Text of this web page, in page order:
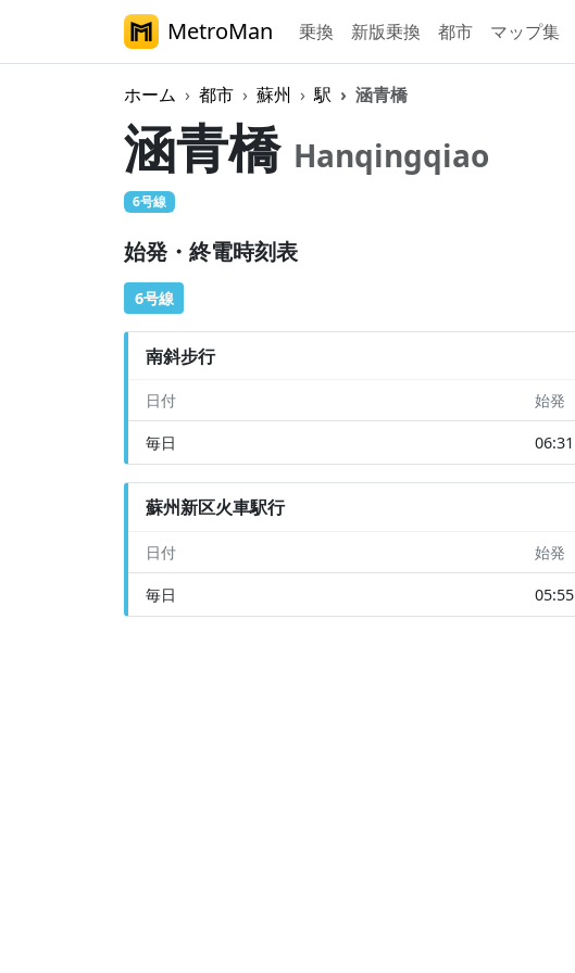
MetroMan 乗換 新版乗換 都市 マップ集
ホーム 都市 蘇州 駅 涵青橋
涵青橋 Hanqingqiao
6号線
始発・終電時刻表
6号線
南斜步行
日付 始発
毎日 06:31
蘇州新区火車駅行
日付 始発
毎日 05:55